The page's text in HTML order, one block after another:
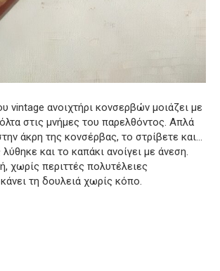
vintage ανοιχτήρι κονσερβών μοιάζει με
στις μνήμες του παρελθόντος. Απλά
άκρη της κονσέρβας, το στρίβετε και…
και το καπάκι ανοίγει με άνεση.
χωρίς περιττές πολυτέλειες
τη δουλειά χωρίς κόπο.